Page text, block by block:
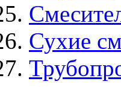
Сухие